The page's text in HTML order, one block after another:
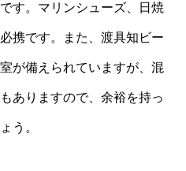
す。マリンシューズ、日焼
携です。また、渡具知ビー
が備えられていますが、混
ありますので、余裕を持っ
う。